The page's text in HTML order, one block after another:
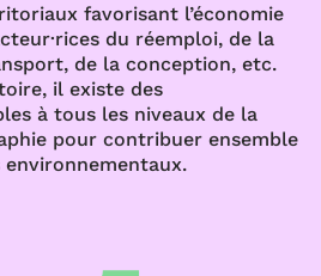
favorisant l’économie
du réemploi, de la
de la conception, etc.
il existe des
à tous les niveaux de la
pour contribuer ensemble